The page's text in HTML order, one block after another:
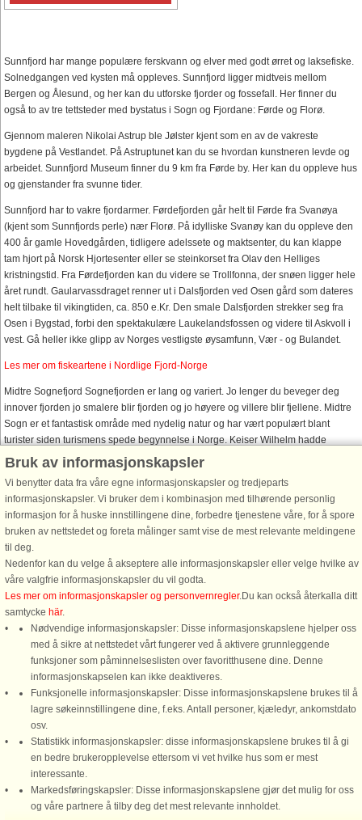
Sunnfjord har mange populære ferskvann og elver med godt ørret og laksefiske.
Solnedgangen ved kysten må oppleves. Sunnfjord ligger midtveis mellom
Bergen og Ålesund, og her kan du utforske fjorder og fossefall. Her finner du
også to av tre tettsteder med bystatus i Sogn og Fjordane: Førde og Florø.
Gjennom maleren Nikolai Astrup ble Jølster kjent som en av de vakreste
bygdene på Vestlandet. På Astruptunet kan du se hvordan kunstneren levde og
arbeidet. Sunnfjord Museum finner du 9 km fra Førde by. Her kan du oppleve hus
og gjenstander fra svunne tider.
Sunnfjord har to vakre fjordarmer. Førdefjorden går helt til Førde fra Svanøya
(kjent som Sunnfjords perle) nær Florø. På idylliske Svanøy kan du oppleve den
400 år gamle Hovedgården, tidligere adelssete og maktsenter, du kan klappe
tam hjort på Norsk Hjortesenter eller se steinkorset fra Olav den Helliges
kristningstid. Fra Førdefjorden kan du videre se Trollfonna, der snøen ligger hele
året rundt. Gaularvassdraget renner ut i Dalsfjorden ved Osen gård som dateres
helt tilbake til vikingtiden, ca. 850 e.Kr. Den smale Dalsfjorden strekker seg fra
Osen i Bygstad, forbi den spektakulære Laukelandsfossen og videre til Askvoll i
vest. Gå heller ikke glipp av Norges vestligste øysamfunn, Vær - og Bulandet.
Les mer om fiskeartene i Nordlige Fjord-Norge
Midtre Sognefjord Sognefjorden er lang og variert. Jo lenger du beveger deg
innover fjorden jo smalere blir fjorden og jo høyere og villere blir fjellene. Midtre
Sogn er et fantastisk område med nydelig natur og har vært populært blant
turister siden turismens spede begynnelse i Norge. Keiser Wilhelm hadde
Balestrand som favorittferiested. Hvert år kom han inn fjorden og ankret opp i
naturskjønne Balestrand med sin armada av skip.
I Midtre Sogn finner vi små fruktbygder, som klorer seg fast mellom den
majestetiske fjorden og foten av de flotte høye fjellene. Men her er også
lakseelver, Hopperstad Stavkyrkje, Hove steinkyrkje fra 1100 tallet, Fritjofstatuen
på Vangsnes, Den engelske kirken i Balestrand, for ikke å snakke om det
fantatiske historiske trehotellet i Balestrand.
I Fjærland kan du se og komme tett inn på Jostedalsbreen sine brearmer:
Her er mange muligheter for å gå opp på fjelltopper med fantastisk utsikt over
fjord og fjell. Om du ikke vil utfordre fjellene til fots, kan du ta bilen og kjøre over
Vikafjellsvegen eller Gaularfjellsvegen med fine utsiktspunkt og flotte
fjellområder.
DanCenter A/S - Kronprinsensgade 3, 2. - 1114 København K - Danmark
Bruk av informasjonskapsler
Vi benytter data fra våre egne informasjonskapsler og tredjeparts
informasjonskapsler. Vi bruker dem i kombinasjon med tilhørende personlig
informasjon for å huske innstillingene dine, forbedre tjenestene våre, for å spore
bruken av nettstedet og foreta målinger samt vise de mest relevante meldingene
til deg.
Nedenfor kan du velge å akseptere alle informasjonskapsler eller velge hvilke av
våre valgfrie informasjonskapsler du vil godta.
Les mer om informasjonskapsler og personvernregler.Du kan också återkalla ditt
samtycke här.
Nødvendige informasjonskapsler: Disse informasjonskapslene hjelper oss
med å sikre at nettstedet vårt fungerer ved å aktivere grunnleggende
funksjoner som påminnelseslisten over favoritthusene dine. Denne
informasjonskapselen kan ikke deaktiveres.
Funksjonelle informasjonskapsler: Disse informasjonskapslene brukes til å
lagre søkeinnstillingene dine, f.eks. Antall personer, kjæledyr, ankomstdato
osv.
Statistikk informasjonskapsler: disse informasjonskapslene brukes til å gi
en bedre brukeropplevelse ettersom vi vet hvilke hus som er mest
interessante.
Markedsføringskapsler: Disse informasjonskapslene gjør det mulig for oss
og våre partnere å tilby deg det mest relevante innholdet.